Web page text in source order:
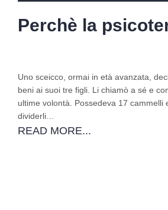
Perchè la
Uno sceicco, ormai in età avanzata,
beni ai suoi tre figli. Li chiamò a sé e
ultime volontà. Possedeva 17 cammelli
dividerli…
READ MORE...